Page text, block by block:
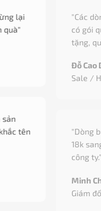
"Các dòng bút ký
có gói quà và thắt nơ
tặng, quà biếu."
"Dòng bút ký tại Wiix
18k sang trọng
Giám đốc / Hà Nội